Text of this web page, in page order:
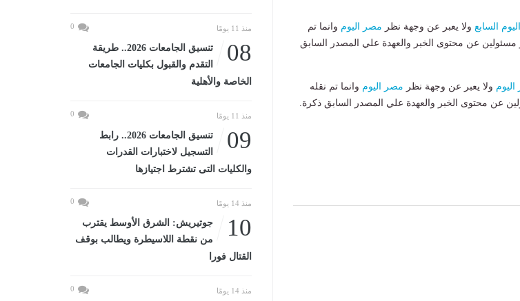
اليوم السابع ولا يعبر عن وجهة نظر مصر اليوم وانما تم
مسئولين عن محتوى الخبر والعهدة علي المصدر السابق
ولا يعبر عن وجهة نظر مصر اليوم وانما تم نقله
عن محتوى الخبر والعهدة علي المصدر السابق ذكرة.
منذ 11 يومًا 0
08
تنسيق الجامعات 2026.. طريقة
التقدم والقبول بكليات الجامعات
الخاصة والأهلية
منذ 11 يومًا 0
09
تنسيق الجامعات 2026.. رابط
التسجيل لاختبارات القدرات
والكليات التى تشترط اجتيازها
منذ 14 يومًا 0
10
جوتيريش: الشرق الأوسط يقترب
من نقطة اللاسيطرة ويطالب بوقف
القتال فورا
منذ 14 يومًا 0